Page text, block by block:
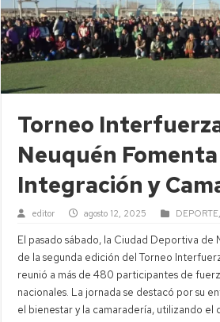
Torneo
Neuquén Fomenta
Integración y
editor agosto 12, 2025 DEPORTE
El pasado sábado, la Ciudad Deportiva de
de la segunda edición del Torneo
reunió a más de 480 participantes de
nacionales. La jornada se destacó por su
el bienestar y la camaradería, utilizando el